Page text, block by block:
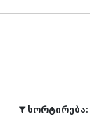
სორტირება: